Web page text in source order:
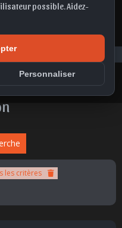
possible. Aidez-
Personnaliser
Fiat Tipo occasion au Maroc
les critères